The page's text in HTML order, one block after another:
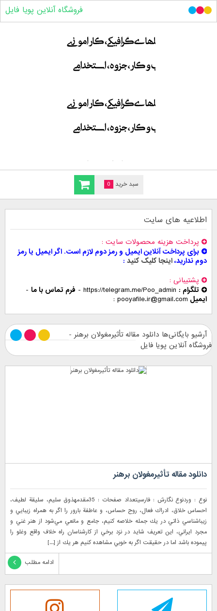
سبد خرید 0
فروشگاه آنلاین پویا فایل
اطلاعیه های سایت
پرداخت هزینه محصولات سایت
برای پرداخت آنلاین ایمیل و رمز دوم لازم است. اگر ایمیل یا رمز
دوم ندارید،اینجا کلیک کنید
پشتیبانی
تلگرام : https://telegram.me/Poo_admin
- فرم تماس با ما -
ایمیل pooyafile.ir@gmail.com
آرشیو بایگانی‌ها دانلود مقاله تأثیرمغولان برهنر -
فروشگاه آنلاین پویا فایل
دانلود مقاله تأثیرمغولان برهنر
نوع : وردنوع نگارش : فارسیتعداد صفحات : 35مقدمهذوق سليم، سليقة لطيف،
احساس خلاق، ادراك فعال، روح حساس، و عاطفة بارور را اگر به همراه زيبايي و
زيباشناسي ذاتي در يك جمله خلاصه كنيم، جامع و مانعي مي‌شود از هنر غني و
مجرد ايراني، اين تعريف شايد در نزد برخي از كارشناسان راه خلاف واقع وغلو را
پيموده باشد اما در حقيقت اگر به خوبي مشاهده كنيم هر يك از [...]
ادامه مطلب